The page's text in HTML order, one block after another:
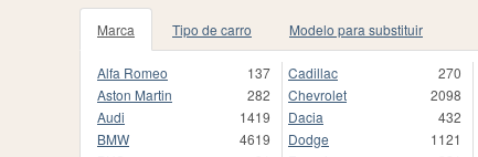
Marca Tipo de carro Modelo para substituir
Alfa Romeo
137
Aston Martin
282
Audi
1419
BMW
4619
Cadillac
270
Chevrolet
2098
Dacia
432
Dodge
1121